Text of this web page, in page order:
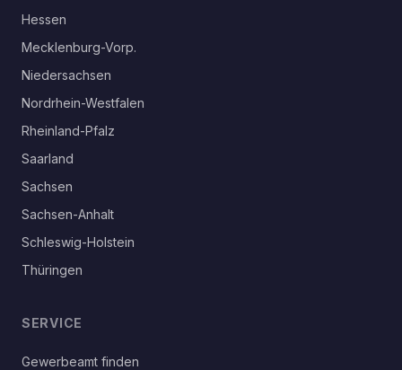
Hessen
Mecklenburg-Vorp.
Niedersachsen
Nordrhein-Westfalen
Rheinland-Pfalz
Saarland
Sachsen
Sachsen-Anhalt
Schleswig-Holstein
Thüringen
SERVICE
Gewerbeamt finden